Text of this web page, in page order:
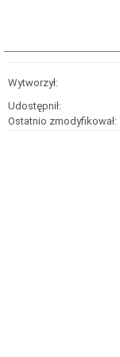
Wytworzył:
Udostępnił:
Ostatnio zmodyfikował: